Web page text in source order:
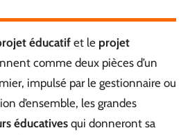
éducatifet le projet
comme deux pièces d’un
impulsé par le gestionnaire ou
d’ensemble, les grandes
éducatives qui donneront sa